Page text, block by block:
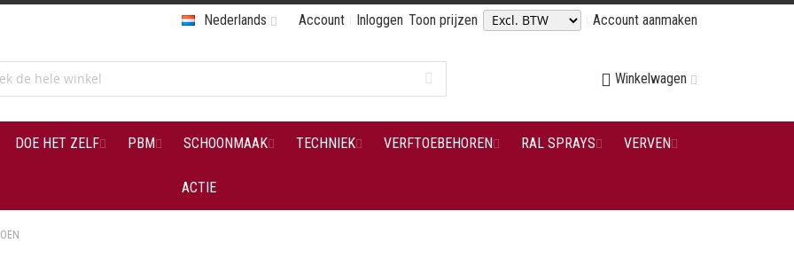
Account Inloggen Toon prijzen Account aanmaken
Nederlands
Winkelwagen
DOE HET ZELF PBM SCHOONMAAK TECHNIEK VERFTOEBEHOREN RAL SPRAYS VERVEN
ACTIE